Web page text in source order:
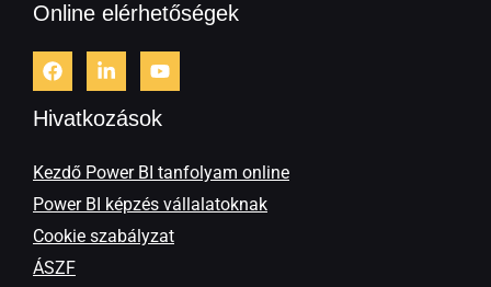
Online elérhetőségek
Hivatkozások
Kezdő Power BI tanfolyam online
Power BI képzés vállalatoknak
Cookie szabályzat
ÁSZF